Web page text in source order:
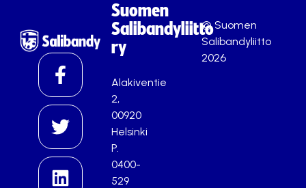
Suomen
Salibandyliitto
ry
Alakiventie
2,
00920
Helsinki
P.
0400-
529
© Suomen
Salibandyliitto
2026